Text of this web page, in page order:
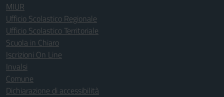
MIUR
Ufficio Scolastico Regionale
Ufficio Scolastico Territoriale
Scuola in Chiaro
Iscrizioni On Line
Invalsi
Comune
Dichiarazione di accessibilità